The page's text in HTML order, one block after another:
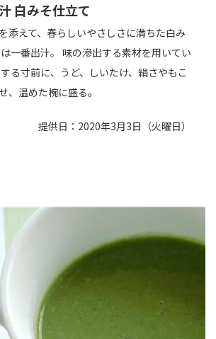
白みそ仕立て
添えて、春らしいやさしさに満ちた白み
一番出汁。 味の滲出する素材を用いてい
る寸前に、うど、しいたけ、絹さやもこ
、温めた椀に盛る。
提供日：2020年3月3日（火曜日）